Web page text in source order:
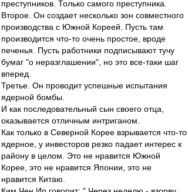
преступников. Только самого преступника.
Второе. Он создает несколько зон совместного
производства с Южной Кореей. Пусть там
производится что-то очень простое, вроде
печенья. Пусть работники подписывают тучу
бумаг "о неразглашении", но это все-таки шаг
вперед.
Третье. Он проводит успешные испытания
ядерной бомбы.
И как последовательный сын своего отца,
оказывается отличным интриганом.
Как только в Северной Корее взрывается что-то
ядерное, у инвесторов резко падает интерес к
району в целом. Это не нравится Южной
Корее, это не нравится Японии, это не
нравится Китаю.